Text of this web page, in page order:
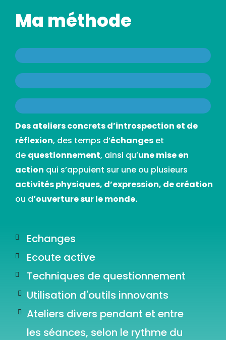
Ma méthode
Des ateliers concrets d’introspection et de
réflexion, des temps d’échanges et
de questionnement, ainsi qu’une mise en
action qui s’appuient sur une ou plusieurs
activités physiques, d’expression, de création
ou d’ouverture sur le monde.
Echanges
Ecoute active
Techniques de questionnement
Utilisation d'outils innovants
Ateliers divers pendant et entre
les séances, selon le rythme du